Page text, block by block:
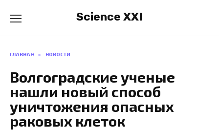
содержанию
Science XXI
ГЛАВНАЯ » НОВОСТИ
Волгоградские ученые
нашли новый способ
уничтожения опасных
раковых клеток